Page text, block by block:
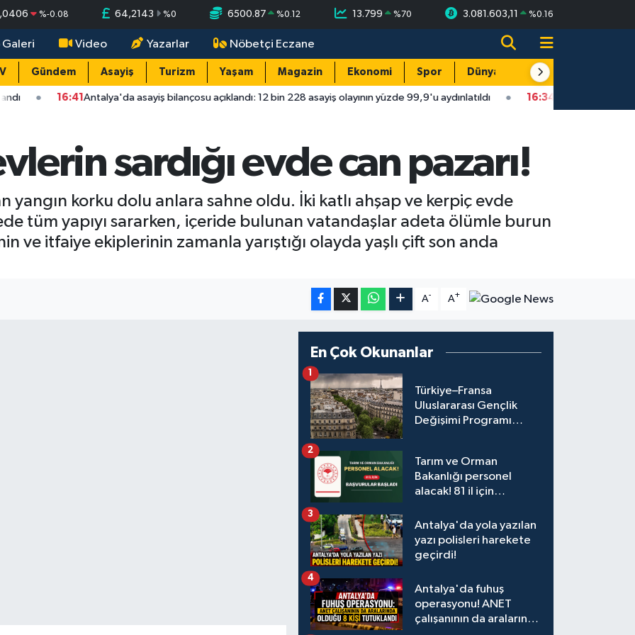
%-0.08 64,2143 %0 6500.87 %0.12 13.799 %70 3.081.603,11 %0.16
Galeri Video Yazarlar Nöbetçi Eczane
Gündem Asayiş Turizm Yaşam Magazin Ekonomi Spor Dünya Resmi Reklamlar
Antalya'da asayiş bilançosu açıklandı: 12 bin 228 asayiş olayının yüzde 99,9'u aydınlatıldı 16:34Isparta'da faytonu sollayan
sardığı evde can pazarı!
yangın korku dolu anlara sahne oldu. İki katlı ahşap ve kerpiç evde
tüm yapıyı sararken, içeride bulunan vatandaşlar adeta ölümle burun
ve itfaiye ekiplerinin zamanla yarıştığı olayda yaşlı çift son anda
A- A+
En Çok Okunanlar
Türkiye–Fransa
Uluslararası Gençlik
Değişimi Programı
1
Tarım ve Orman
Bakanlığı personel
alacak! 81 il için
2
Antalya'da yola yazılan
yazı polisleri harekete
geçirdi!
3
Antalya'da fuhuş
operasyonu! ANET
çalışanının da aralarında
4